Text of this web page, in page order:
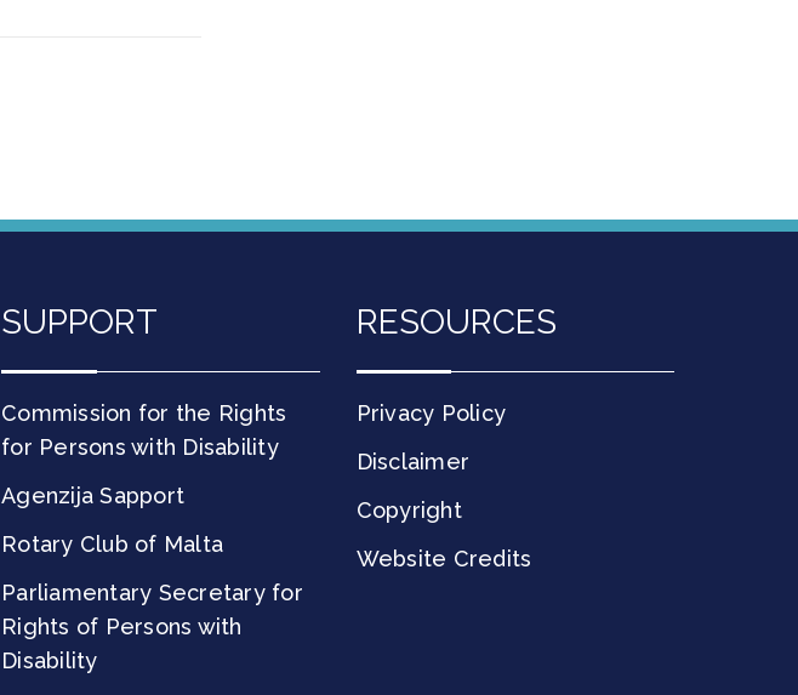
SUPPORT
Commission for the Rights
for Persons with Disability
Agenzija Sapport
Rotary Club of Malta
Parliamentary Secretary for
Rights of Persons with
Disability
RESOURCES
Privacy Policy
Disclaimer
Copyright
Website Credits